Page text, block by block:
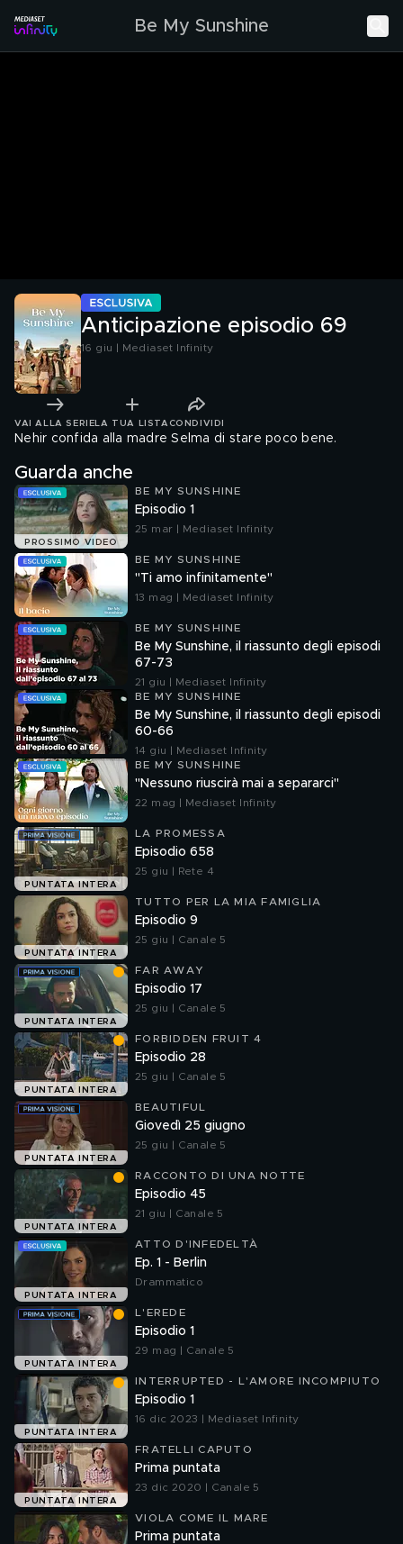
Be My Sunshine
Anticipazione episodio 69
16 giu | Mediaset Infinity
VAI ALLA SERIE LA TUA LISTA CONDIVIDI
Nehir confida alla madre Selma di stare poco bene.
Guarda anche
PROSSIMO VIDEO
BE MY SUNSHINE
Episodio 1
25 mar | Mediaset Infinity
BE MY SUNSHINE
"Ti amo infinitamente"
13 mag | Mediaset Infinity
BE MY SUNSHINE
Be My Sunshine, il riassunto degli episodi
67-73
21 giu | Mediaset Infinity
BE MY SUNSHINE
Be My Sunshine, il riassunto degli episodi
60-66
14 giu | Mediaset Infinity
BE MY SUNSHINE
"Nessuno riuscirà mai a separarci"
22 mag | Mediaset Infinity
PUNTATA INTERA
LA PROMESSA
Episodio 658
25 giu | Rete 4
PUNTATA INTERA
TUTTO PER LA MIA FAMIGLIA
Episodio 9
25 giu | Canale 5
PUNTATA INTERA
FAR AWAY
Episodio 17
25 giu | Canale 5
PUNTATA INTERA
FORBIDDEN FRUIT 4
Episodio 28
25 giu | Canale 5
PUNTATA INTERA
BEAUTIFUL
Giovedì 25 giugno
25 giu | Canale 5
PUNTATA INTERA
RACCONTO DI UNA NOTTE
Episodio 45
21 giu | Canale 5
PUNTATA INTERA
ATTO D'INFEDELTÀ
Ep. 1 - Berlin
Drammatico
PUNTATA INTERA
L'EREDE
Episodio 1
29 mag | Canale 5
PUNTATA INTERA
INTERRUPTED - L'AMORE INCOMPIUTO
Episodio 1
16 dic 2023 | Mediaset Infinity
PUNTATA INTERA
FRATELLI CAPUTO
Prima puntata
23 dic 2020 | Canale 5
VIOLA COME IL MARE
Prima puntata